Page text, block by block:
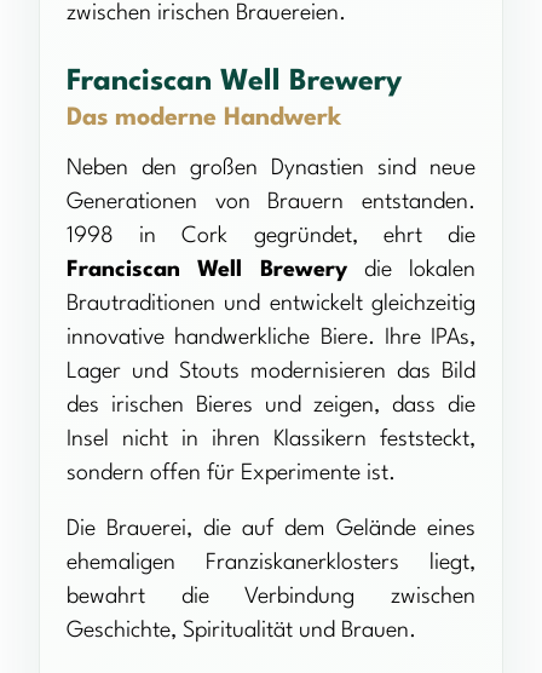
zwischen irischen Brauereien.
Franciscan Well Brewery
Das moderne Handwerk
Neben den großen Dynastien sind neue
Generationen von Brauern entstanden.
1998 in Cork gegründet, ehrt die
Franciscan Well Brewerydie lokalen
Brautraditionen und entwickelt gleichzeitig
innovative handwerkliche Biere. Ihre IPAs,
Lager und Stouts modernisieren das Bild
des irischen Bieres und zeigen, dass die
Insel nicht in ihren Klassikern feststeckt,
sondern offen für Experimente ist.
Die Brauerei, die auf dem Gelände eines
ehemaligen Franziskanerklosters liegt,
bewahrt die Verbindung zwischen
Geschichte, Spiritualität und Brauen.